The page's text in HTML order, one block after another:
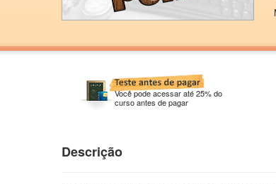
Você pode acessar até 25% do
curso antes de pagar
Descrição